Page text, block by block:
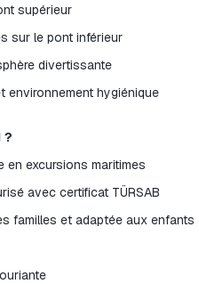
supérieur
sur le pont inférieur
divertissante
environnement hygiénique
?
en excursions maritimes
avec certificat TÜRSAB
familles et adaptée aux enfants